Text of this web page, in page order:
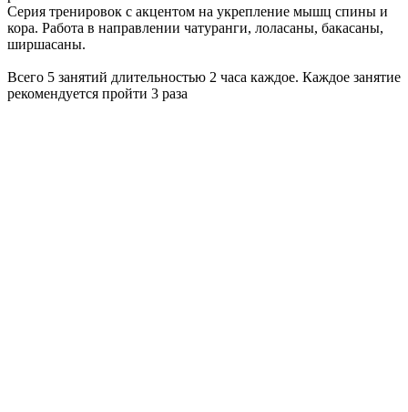
Серия тренировок с акцентом на укрепление мышц спины и
кора. Работа в направлении чатуранги, лоласаны, бакасаны,
ширшасаны.
Всего 5 занятий длительностью 2 часа каждое. Каждое занятие
рекомендуется пройти 3 раза